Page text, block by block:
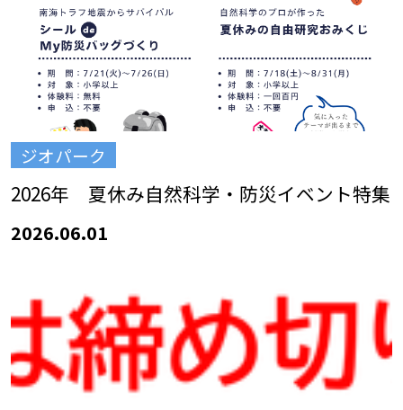
ジオパーク
2026年 夏休み自然科学・防災イベント特集
2026.06.01